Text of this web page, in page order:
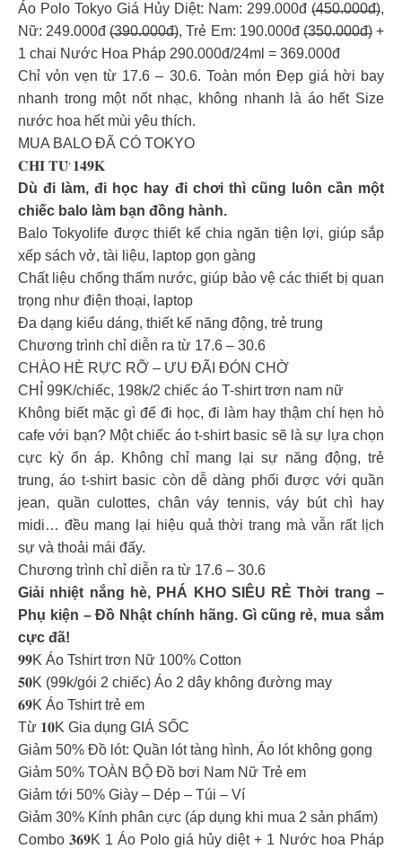
Áo Polo Tokyo Giá Hủy Diệt: Nam: 299.000đ (̶4̶̶5̶̶0̶̶.̶̶0̶̶0̶̶0̶̶đ̶),
Nữ: 249.000đ (̶3̶̶9̶̶0̶̶.̶̶0̶̶0̶̶0̶̶đ̶), Trẻ Em: 190.000đ (̶3̶̶5̶̶0̶̶.̶̶0̶̶0̶̶0̶̶đ̶) +
1 chai Nước Hoa Pháp 290.000đ/24ml = 369.000đ
Chỉ vỏn vẹn từ 17.6 – 30.6. Toàn món Đẹp giá hời bay
nhanh trong một nốt nhạc, không nhanh là áo hết Size
nước hoa hết mùi yêu thích.
MUA BALO ĐÃ CÓ TOKYO
𝐂𝐇𝐈̉ 𝐓𝐔̛̀ 𝟏𝟒𝟗𝐊
Dù đi làm, đi học hay đi chơi thì cũng luôn cần một
chiếc balo làm bạn đồng hành.
Balo Tokyolife được thiết kế chia ngăn tiện lợi, giúp sắp
xếp sách vở, tài liệu, laptop gọn gàng
Chất liệu chống thấm nước, giúp bảo vệ các thiết bị quan
trọng như điện thoại, laptop
Đa dạng kiểu dáng, thiết kế năng động, trẻ trung
Chương trình chỉ diễn ra từ 17.6 – 30.6
CHÀO HÈ RỰC RỠ – ƯU ĐÃI ĐÓN CHỜ
CHỈ 99K/chiếc, 198k/2 chiếc áo T-shirt trơn nam nữ
Không biết mặc gì để đi học, đi làm hay thậm chí hẹn hò
cafe với bạn? Một chiếc áo t-shirt basic sẽ là sự lựa chọn
cực kỳ ổn áp. Không chỉ mang lại sự năng động, trẻ
trung, áo t-shirt basic còn dễ dàng phối được với quần
jean, quần culottes, chân váy tennis, váy bút chì hay
midi… đều mang lại hiệu quả thời trang mà vẫn rất lịch
sự và thoải mái đấy.
Chương trình chỉ diễn ra từ 17.6 – 30.6
Giải nhiệt nắng hè, PHÁ KHO SIÊU RẺ Thời trang –
Phụ kiện – Đồ Nhật chính hãng. Gì cũng rẻ, mua sắm
cực đã!
𝟗𝟗K Áo Tshirt trơn Nữ 100% Cotton
𝟓𝟎K (99k/gói 2 chiếc) Áo 2 dây không đường may
𝟔𝟗K Áo Tshirt trẻ em
Từ 𝟏𝟎K Gia dụng GIÁ SỐC
Giảm 50% Đồ lót: Quần lót tàng hình, Áo lót không gọng
Giảm 50% TOÀN BỘ Đồ bơi Nam Nữ Trẻ em
Giảm tới 50% Giày – Dép – Túi – Ví
Giảm 30% Kính phân cực (áp dụng khi mua 2 sản phẩm)
Combo 𝟑𝟔𝟗K 1 Áo Polo giá hủy diệt + 1 Nước hoa Pháp